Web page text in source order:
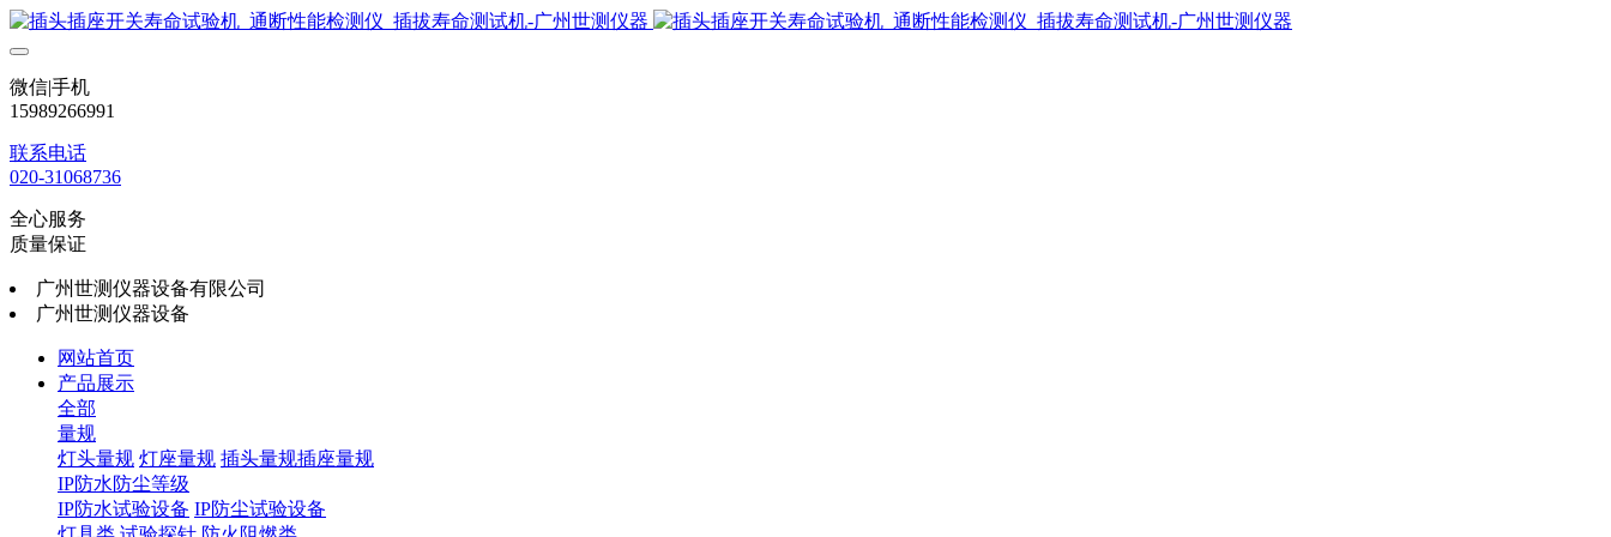
微信|手机
15989266991
联系电话
020-31068736
全心服务
质量保证
广州世测仪器设备有限公司
广州世测仪器设备
网站首页
产品展示
全部
量规
灯头量规 灯座量规 插头量规插座量规
IP防水防尘等级
IP防水试验设备 IP防尘试验设备